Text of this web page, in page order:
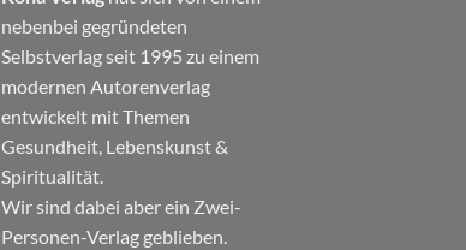
nebenbei gegründeten
Selbstverlag seit 1995 zu einem
modernen Autorenverlag
entwickelt mit Themen
Gesundheit, Lebenskunst&
Spiritualität.
Wir sind dabei aber ein Zwei-
Personen-Verlag geblieben.